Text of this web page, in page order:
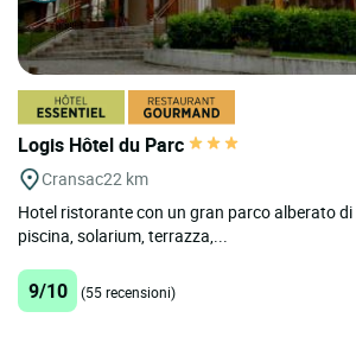
Logis Hôtel du Parc
Cransac22 km
Hotel ristorante con un gran parco alberato
piscina, solarium, terrazza,...
9/10 (55 recensioni)